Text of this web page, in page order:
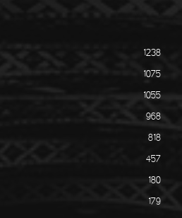
1238
1075
1055
968
818
457
180
179